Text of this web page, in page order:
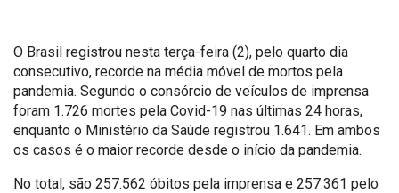
O Brasil registrou nesta terça-feira (2), pelo quarto dia
consecutivo, recorde na média móvel de mortos pela
pandemia. Segundo o consórcio de veículos de imprensa
foram 1.726 mortes pela Covid-19 nas últimas 24 horas,
enquanto o Ministério da Saúde registrou 1.641. Em ambos
os casos é o maior recorde desde o início da pandemia.
No total, são 257.562 óbitos pela imprensa e 257.361 pelo